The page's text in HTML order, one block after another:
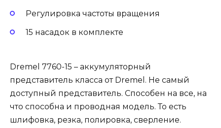
Регулировка частоты вращения
15 насадок в комплекте
Dremel 7760-15 – аккумуляторный
представитель класса от Dremel. Не самый
доступный представитель. Способен на все, на
что способна и проводная модель. То есть
шлифовка, резка, полировка, сверление.